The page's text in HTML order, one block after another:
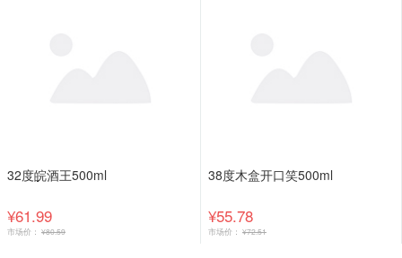
32度皖酒王500ml
¥61.99
市场价： ¥80.59
38度木盒开口笑500ml
¥55.78
市场价： ¥72.51